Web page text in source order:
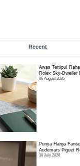
Recent
Awas Tertipu!
Rolex Sky-Dweller
06 August 2026
Punya Harga
Audemars Piguet
Worth It?
30 July 2026